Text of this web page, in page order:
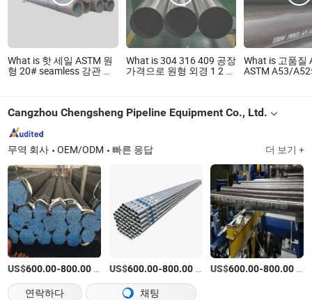
What is 핫 세일 ASTM 원
형 20# seamless 강관 탄
What is 304 316 409 공장
가격으로 원형 외경 1 2 3
연마된 표면
What is 고품질
ASTM A53/
Cangzhou Chengsheng Pipeline Equipment Co., Ltd.
무역 회사 OEM/ODM 빠른 응답 더 보기 +
US$600.00-800.00 US$600.00-800.00/티 US$600.00-800.00
연락하다
채팅